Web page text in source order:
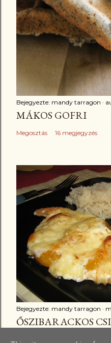
Bejegyezte: mandy tarragon
MÁKOS GOFRI
Megosztás 16 megjegyzés
Bejegyezte: mandy tarragon
ŐSZIBARACKOS